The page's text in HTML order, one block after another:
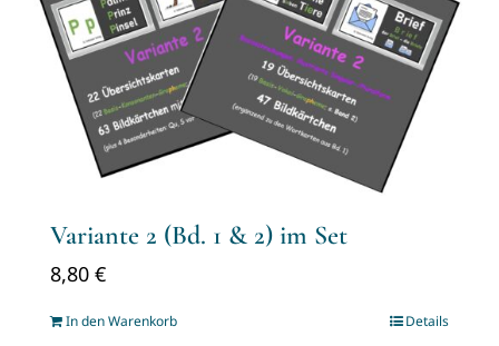
Variante 2 (Bd. 1 & 2) im Set
8,80 €
In den Warenkorb Details